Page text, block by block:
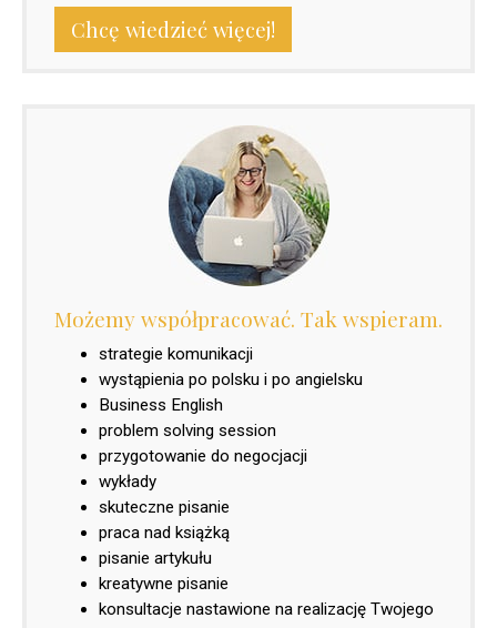
Chcę wiedzieć więcej!
Możemy współpracować. Tak wspieram.
strategie komunikacji
wystąpienia po polsku i po angielsku
Business English
problem solving session
przygotowanie do negocjacji
wykłady
skuteczne pisanie
praca nad książką
pisanie artykułu
kreatywne pisanie
konsultacje nastawione na realizację Twojego